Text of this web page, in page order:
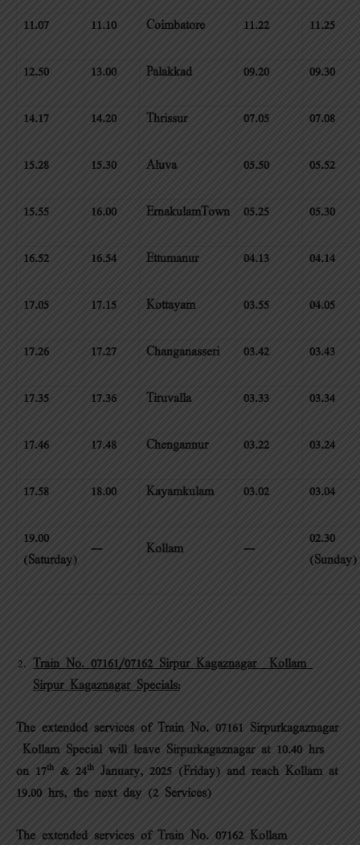
11.07 11.10 Coimbatore 11.22 11.25
12.50 13.00 Palakkad 09.20 09.30
14.17 14.20 Thrissur 07.05 07.08
15.28 15.30 Aluva 05.50 05.52
15.55 16.00 ErnakulamTown 05.25 05.30
16.52 16.54 Ettumanur 04.13 04.14
17.05 17.15 Kottayam 03.55 04.05
17.26 17.27 Changanasseri 03.42 03.43
17.35 17.36 Tiruvalla 03.33 03.34
17.46 17.48 Chengannur 03.22 03.24
17.58 18.00 Kayamkulam 03.02 03.04
19.00
(Saturday)
— Kollam —
02.30
(Sunday)
Train No. 07161/07162 Sirpur Kagaznagar – Kollam –
Sirpur Kagaznagar Specials:
The extended services of Train No. 07161 Sirpurkagaznagar
– Kollam Special will leave Sirpurkagaznagar at 10.40 hrs
on 17th & 24th January, 2025 (Friday) and reach Kollam at
19.00 hrs, the next day (2 Services)
The extended services of Train No. 07162 Kollam –